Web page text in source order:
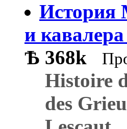
История
и
Ѣ 368k
Histoire
des